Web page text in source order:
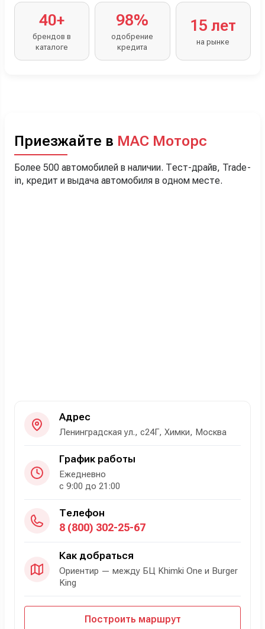
40+
брендов в
каталоге
98%
одобрение
кредита
15 лет
на рынке
Приезжайте в МАС Моторс
Более 500 автомобилей в наличии. Тест-драйв, Trade-
in, кредит и выдача автомобиля в одном месте.
Адрес
Ленинградская ул., с24Г, Химки, Москва
График работы
Ежедневно
с 9:00 до 21:00
Телефон
8 (800) 302-25-67
Как добраться
Ориентир — между БЦ Khimki One и Burger
King
Построить маршрут